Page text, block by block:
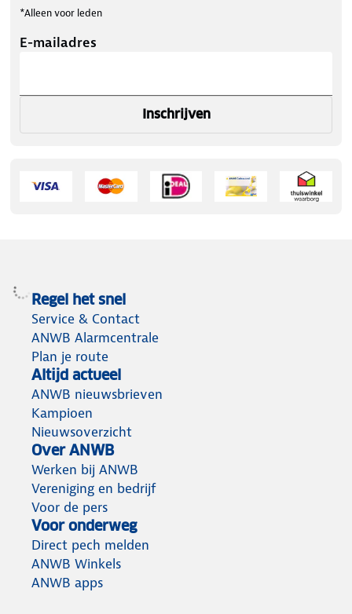
*Alleen voor leden
E-mailadres
Inschrijven
Regel het snel
Service & Contact
ANWB Alarmcentrale
Plan je route
Altijd actueel
ANWB nieuwsbrieven
Kampioen
Nieuwsoverzicht
Over ANWB
Werken bij ANWB
Vereniging en bedrijf
Voor de pers
Voor onderweg
Direct pech melden
ANWB Winkels
ANWB apps